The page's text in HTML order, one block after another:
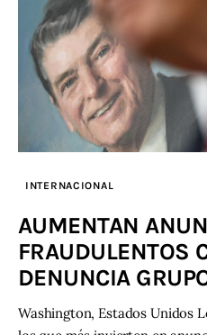
INTERNACIONAL
AUMENTAN
FRAUDULENTOS
DENUNCIA
Washington, Estados Unidos